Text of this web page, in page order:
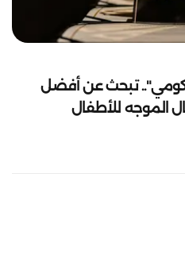
تبحث عن أفضل
الموجه للأطفال